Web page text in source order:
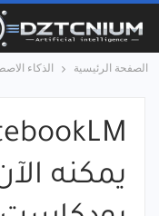
الصفحة الرئيسية الذكاء
يمكنه